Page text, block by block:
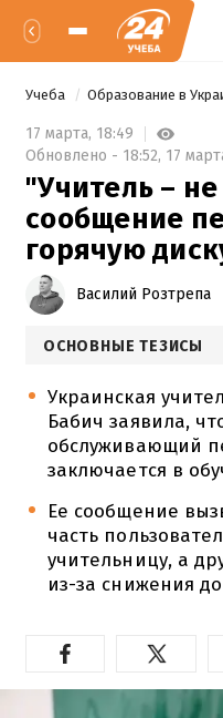
Учеба Образование в
17 марта, 18:49
Обновлено - 18:52, 17
"Учитель –
сообщение
горячую
Василий Розтрепа
ОСНОВНЫЕ ТЕЗИСЫ
Украинская
Бабич заявила,
обслуживающий
заключается в
Ее сообщение
часть
учительницу, а
из-за снижения